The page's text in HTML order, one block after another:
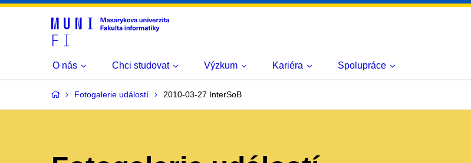
O nás Chci studovat Výzkum Kariéra Spolupráce
Fotogalerie událostí 2010-03-27 InterSoB